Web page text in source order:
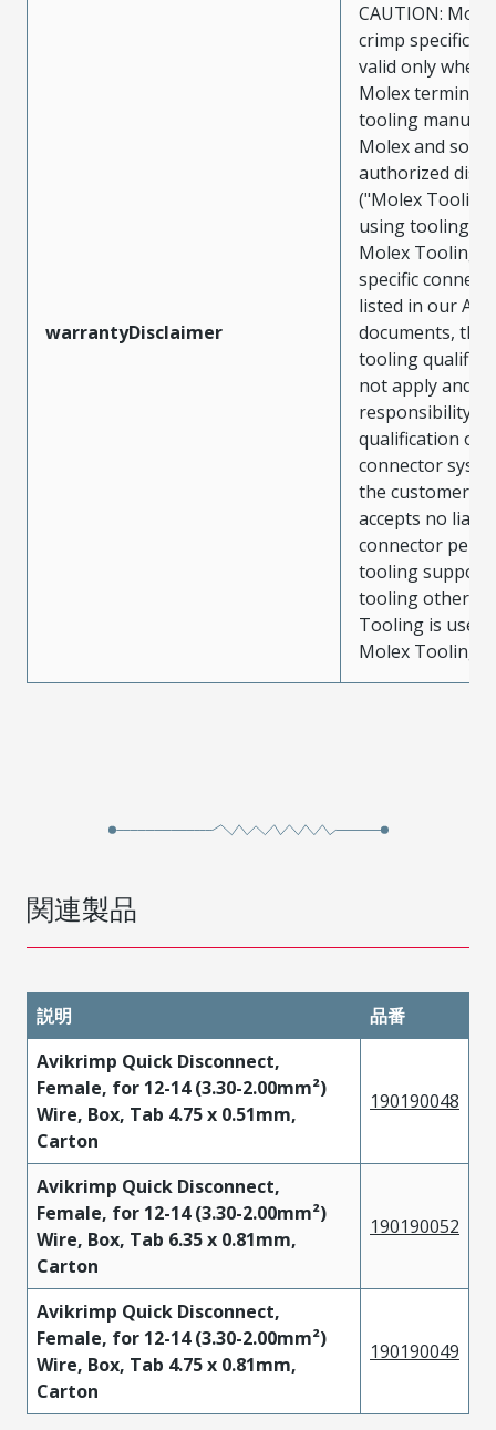
warrantyDisclaimer
CAUTION:
crimp
valid only when
Molex
tooling
Molex and sold
authorized
("Molex
using tooling
Molex Tooling
specific
listed in our ATS
documents, the
tooling
not apply and
responsibility
qualification of
connector
the customer.
accepts no
connector
tooling support
tooling other
Tooling is used
Molex Tooling
関連製品
説明
品番
Avikrimp Quick Disconnect,
Female, for 12-14 (3.30-2.00mm²)
Wire, Box, Tab 4.75 x 0.51mm,
Carton
190190048
Avikrimp Quick Disconnect,
Female, for 12-14 (3.30-2.00mm²)
Wire, Box, Tab 6.35 x 0.81mm,
Carton
190190052
Avikrimp Quick Disconnect,
Female, for 12-14 (3.30-2.00mm²)
Wire, Box, Tab 4.75 x 0.81mm,
Carton
190190049